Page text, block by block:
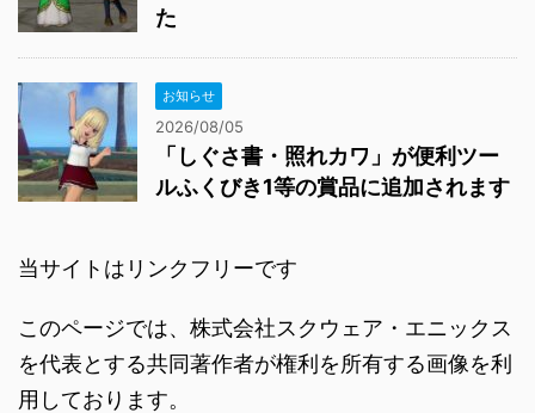
た
お知らせ
2026/08/05
「しぐさ書・照れカワ」が便利ツー
ルふくびき1等の賞品に追加されます
当サイトはリンクフリーです
このページでは、株式会社スクウェア・エニックス
を代表とする共同著作者が権利を所有する画像を利
用しております。